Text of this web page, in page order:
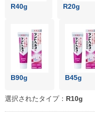
R40g R20g
B90g B45g
選択されたタイプ： R10g